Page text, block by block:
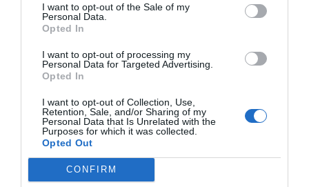
I want to opt-out of the Sale of my
Personal Data.
Opted In
I want to opt-out of processing my
Personal Data for Targeted Advertising.
Opted In
I want to opt-out of Collection, Use,
Retention, Sale, and/or Sharing of my
Personal Data that Is Unrelated with the
Purposes for which it was collected.
Opted Out
CONFIRM
“La experiencia de un perfil en distintos
departamentos puede mejorar la visión
global de la estructura“
¿Cómo fidelizar el talento en la organización?
Este sin duda es el mayor reto al que se enfrentan
hoy día las compañías y que en muchas ocasiones se
mágica, pero sí hay claves que funcionan. Hay que
saber que el principal detonante de un cambio